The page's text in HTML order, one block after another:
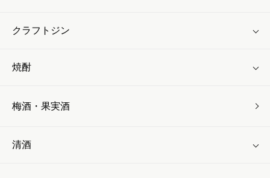
クラフトジン
焼酎
梅酒・果実酒
清酒